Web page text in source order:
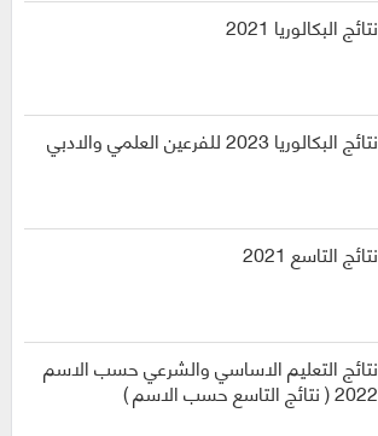
نتائج البكالوريا 2021
نتائج البكالوريا 2023 للفرعين العلمي والادبي
نتائج التاسع 2021
نتائج التعليم الاساسي والشرعي حسب الاسم
2022 ( نتائج التاسع حسب الاسم )